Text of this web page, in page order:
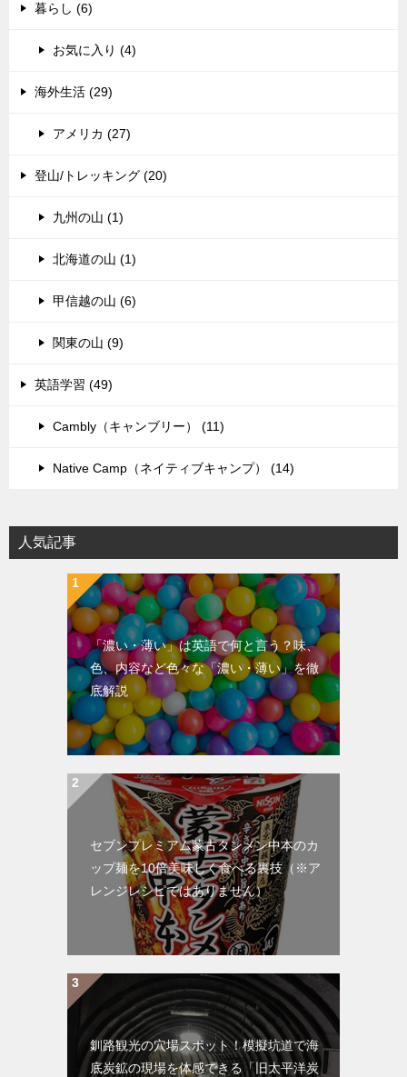
暮らし (6)
お気に入り (4)
海外生活 (29)
アメリカ (27)
登山/トレッキング (20)
九州の山 (1)
北海道の山 (1)
甲信越の山 (6)
関東の山 (9)
英語学習 (49)
Cambly（キャンブリー） (11)
Native Camp（ネイティブキャンプ） (14)
人気記事
「濃い・薄い」は英語で何と言う？味、
色、内容など色々な「濃い・薄い」を徹
底解説
セブンプレミアム蒙古タンメン中本のカ
ップ麺を10倍美味しく食べる裏技（※ア
レンジレシピではありません）
釧路観光の穴場スポット！模擬坑道で海
底炭鉱の現場を体感できる「旧太平洋炭